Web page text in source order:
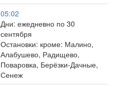
05:02
Дни: ежедневно по 30
сентября
Остановки: кроме: Малино,
Алабушево, Радищево,
Поваровка, Берёзки-Дачные,
Сенеж